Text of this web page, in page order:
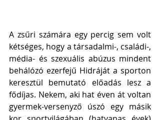
A zsűri számára egy percig sem volt
kétséges, hogy a társadalmi-, családi-,
média- és szexuális abúzus mindent
behálózó ezerfejű Hidráját a sporton
keresztül bemutató előadás lesz a
fődíjas. Nekem, aki hat éven át voltan
gyermek-versenyző úszó egy másik